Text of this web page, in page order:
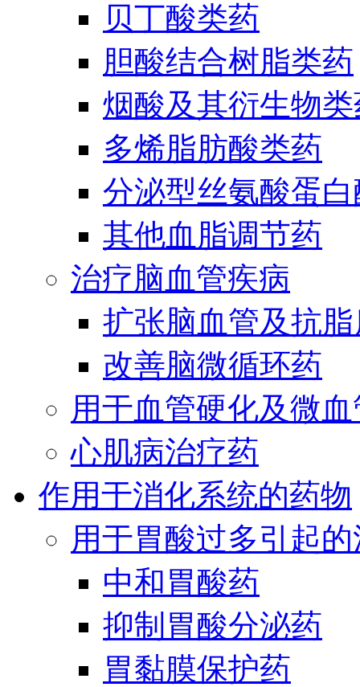
贝丁酸类药
胆酸结合树脂类药
烟酸及其衍生物
多烯脂肪酸类药
分泌型丝氨酸蛋
其他血脂调节药
治疗脑血管疾病
扩张脑血管及抗
改善脑微循环药
用于血管硬化及微
心肌病治疗药
作用于消化系统的药物
用于胃酸过多引起
中和胃酸药
抑制胃酸分泌药
胃黏膜保护药